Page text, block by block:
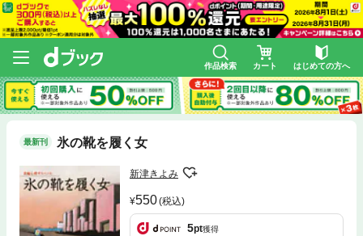
作品検索 カート はじめての方へ
最新刊 氷の靴を履く女
新津きよみ
550(税込)
5pt獲得